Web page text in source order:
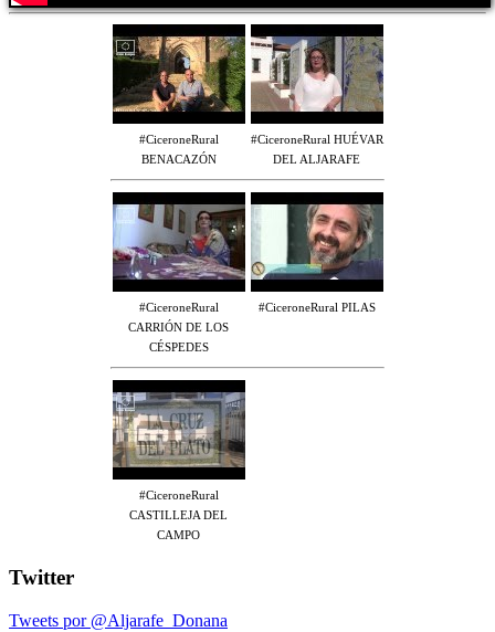
#CiceroneRural
BENACAZÓN
#CiceroneRural HUÉVAR
DEL ALJARAFE
#CiceroneRural
CARRIÓN DE LOS
CÉSPEDES
#CiceroneRural PILAS
#CiceroneRural
CASTILLEJA DEL
CAMPO
Twitter
Tweets por @Aljarafe_Donana